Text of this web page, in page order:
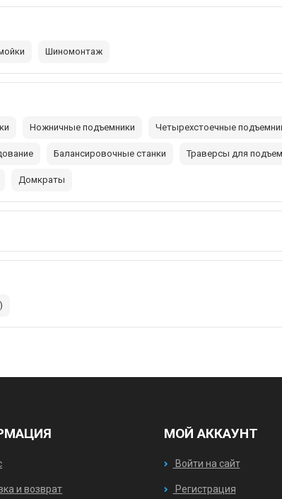
Шиномонтаж
Ножничные подъемники Четырехстоечные
Балансировочные станки Траверсы для
Домкраты
и возврат
МОЙ АККАУНТ
Войти на сайт
Регистрация